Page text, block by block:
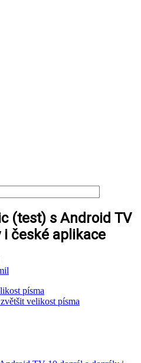
(test) s Android TV
i české aplikace
písma
zvětšit velikost písma